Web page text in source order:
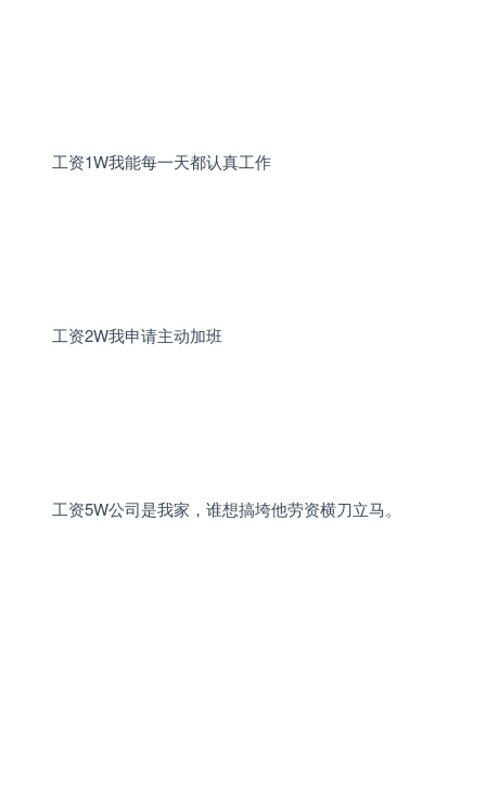
工资1W我能每一天都认真工作
工资2W我申请主动加班
工资5W公司是我家，谁想搞垮他劳资横刀立马。